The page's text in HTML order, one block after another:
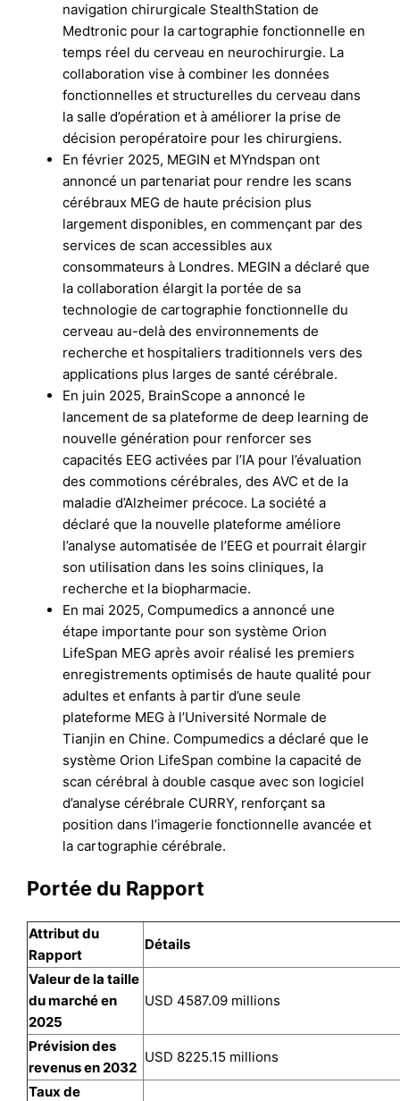
navigation chirurgicale StealthStation de
Medtronic pour la cartographie fonctionnelle en
temps réel du cerveau en neurochirurgie. La
collaboration vise à combiner les données
fonctionnelles et structurelles du cerveau dans
la salle d’opération et à améliorer la prise de
décision peropératoire pour les chirurgiens.
En février 2025, MEGIN et MYndspan ont
annoncé un partenariat pour rendre les scans
cérébraux MEG de haute précision plus
largement disponibles, en commençant par des
services de scan accessibles aux
consommateurs à Londres. MEGIN a déclaré que
la collaboration élargit la portée de sa
technologie de cartographie fonctionnelle du
cerveau au-delà des environnements de
recherche et hospitaliers traditionnels vers des
applications plus larges de santé cérébrale.
En juin 2025, BrainScope a annoncé le
lancement de sa plateforme de deep learning de
nouvelle génération pour renforcer ses
capacités EEG activées par l’IA pour l’évaluation
des commotions cérébrales, des AVC et de la
maladie d’Alzheimer précoce. La société a
déclaré que la nouvelle plateforme améliore
l’analyse automatisée de l’EEG et pourrait élargir
son utilisation dans les soins cliniques, la
recherche et la biopharmacie.
En mai 2025, Compumedics a annoncé une
étape importante pour son système Orion
LifeSpan MEG après avoir réalisé les premiers
enregistrements optimisés de haute qualité pour
adultes et enfants à partir d’une seule
plateforme MEG à l’Université Normale de
Tianjin en Chine. Compumedics a déclaré que le
système Orion LifeSpan combine la capacité de
scan cérébral à double casque avec son logiciel
d’analyse cérébrale CURRY, renforçant sa
position dans l’imagerie fonctionnelle avancée et
la cartographie cérébrale.
Portée du Rapport
Attribut du
Rapport
Détails
Valeur de la taille
du marché en
2025
USD 4587.09 millions
Prévision des
revenus en 2032
USD 8225.15 millions
Taux de